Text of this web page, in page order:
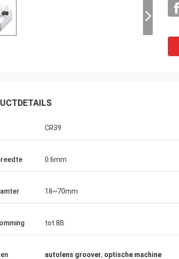
Loodje
meer dan 10 leveranciers
antwoorden geven
ingevoerd uit
CR39
0.6mm
18~70mm
tot 8B
autolens groover, optische machine